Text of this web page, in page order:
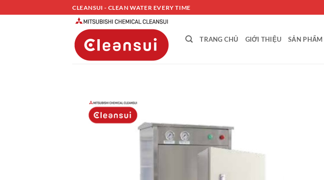
qua
CLEANSUI - CLEAN WATER EVERY TIME
TRANG CHỦ GIỚI THIỆU SẢN PHẨM